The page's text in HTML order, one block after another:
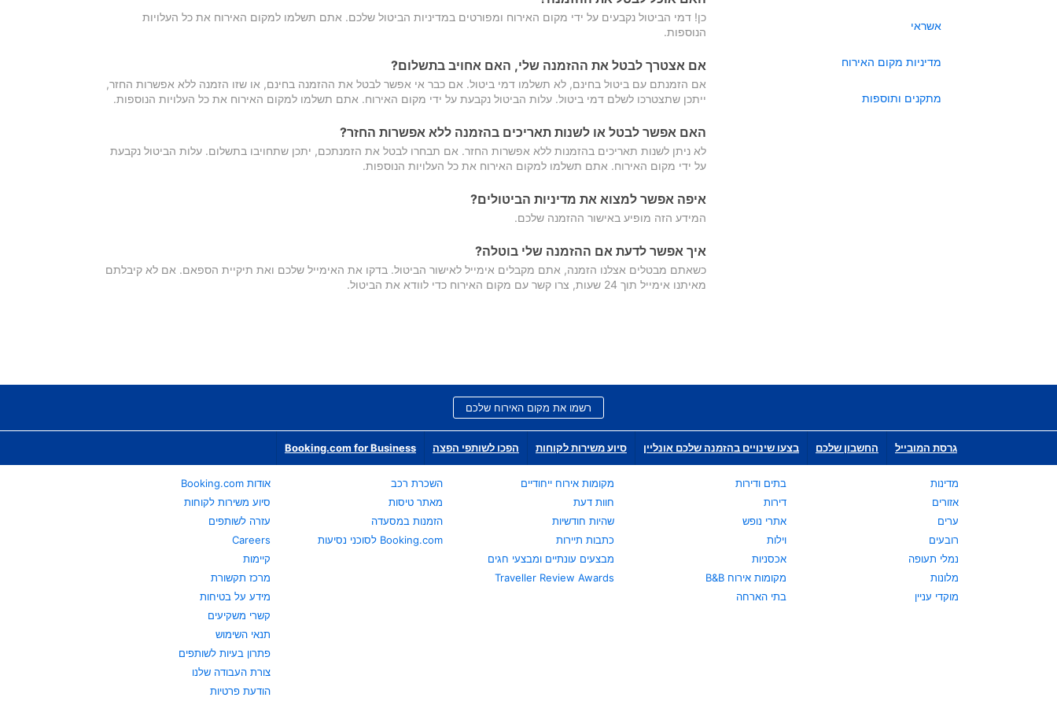
אשראי
מדיניות מקום האירוח
מתקנים ותוספות
כן! דמי הביטול נקבעים על ידי מקום האירוח ומפורטים במדיניות הביטול שלכם. אתם תשלמו למקום האירוח את כל העלויות
הנוספות.
אם אצטרך לבטל את ההזמנה שלי, האם אחויב בתשלום?
אם הזמנתם עם ביטול בחינם, לא תשלמו דמי ביטול. אם כבר אי אפשר לבטל את ההזמנה בחינם, או שזו הזמנה ללא אפשרות החזר,
ייתכן שתצטרכו לשלם דמי ביטול. עלות הביטול נקבעת על ידי מקום האירוח. אתם תשלמו למקום האירוח את כל העלויות הנוספות.
האם אפשר לבטל או לשנות תאריכים בהזמנה ללא אפשרות החזר?
לא ניתן לשנות תאריכים בהזמנות ללא אפשרות החזר. אם תבחרו לבטל את הזמנתכם, יתכן שתחויבו בתשלום. עלות הביטול נקבעת
על ידי מקום האירוח. אתם תשלמו למקום האירוח את כל העלויות הנוספות.
איפה אפשר למצוא את מדיניות הביטולים?
המידע הזה מופיע באישור ההזמנה שלכם.
איך אפשר לדעת אם ההזמנה שלי בוטלה?
כשאתם מבטלים אצלנו הזמנה, אתם מקבלים אימייל לאישור הביטול. בדקו את האימייל שלכם ואת תיקיית הספאם. אם לא קיבלתם
מאיתנו אימייל תוך 24 שעות, צרו קשר עם מקום האירוח כדי לוודא את הביטול.
רשמו את מקום האירוח שלכם
גרסת המובייל החשבון שלכם בצעו שינויים בהזמנה שלכם אונליין סיוע משירות לקוחות הפכו לשותפי הפצה Booking.com for Business
מדינות
אזורים
ערים
רובעים
נמלי תעופה
מלונות
מוקדי עניין
בתים ודירות
דירות
אתרי נופש
וילות
אכסניות
מקומות אירוח B&B
בתי הארחה
מקומות אירוח ייחודיים
חוות דעת
שהיות חודשיות
כתבות תיירות
מבצעים עונתיים ומבצעי חגים
Traveller Review Awards
השכרת רכב
מאתר טיסות
הזמנות במסעדה
Booking.com לסוכני נסיעות
אודות Booking.com
סיוע משירות לקוחות
עזרה לשותפים
Careers
קיימות
מרכז תקשורת
מידע על בטיחות
קשרי משקיעים
תנאי השימוש
פתרון בעיות לשותפים
צורת העבודה שלנו
הודעת פרטיות